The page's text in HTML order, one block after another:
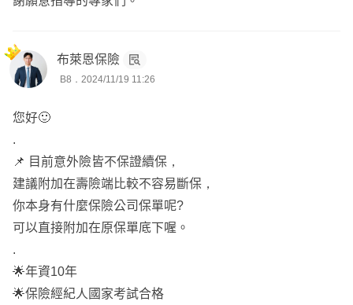
布萊恩保險
B8．2024/11/19 11:26
您好🙂
.
📌 目前意外險皆不保證續保，
建議附加在壽險端比較不容易斷保，
你本身有什麼保險公司保單呢?
可以直接附加在原保單底下喔。
.
🌟年資10年
🌟保險經紀人國家考試合格